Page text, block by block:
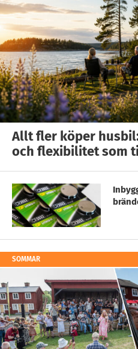
Allt fler köper
och flexibilitet som
SOMMAR